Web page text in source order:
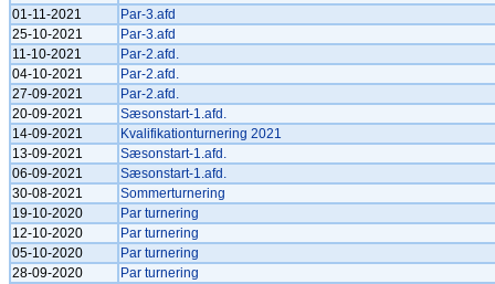
01-11-2021
Par-3.afd
25-10-2021
Par-3.afd
11-10-2021
Par-2.afd.
04-10-2021
Par-2.afd.
27-09-2021
Par-2.afd.
20-09-2021
Sæsonstart-1.afd.
14-09-2021
Kvalifikationturnering 2021
13-09-2021
Sæsonstart-1.afd.
06-09-2021
Sæsonstart-1.afd.
30-08-2021
Sommerturnering
19-10-2020
Par turnering
12-10-2020
Par turnering
05-10-2020
Par turnering
28-09-2020
Par turnering